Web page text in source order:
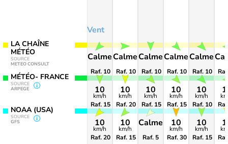
LA CHAÎNE
MÉTÉO
SOURCE
METEO CONSULT
MÉTÉO- FRANCE
SOURCE
ARPEGE
NOAA (USA)
SOURCE
GFS
Vent
Calme
Raf. 10
10
km/h
Raf. 15
10
km/h
Raf. 20
Calme
Raf. 10
10
km/h
Raf. 20
10
km/h
Raf. 15
Calme
Raf. 10
10
km/h
Raf. 15
Calme
Raf. 5
Calme
Raf. 10
10
km/h
Raf. 15
10
km/h
Raf. 30
Calme
Raf. 10
10
km/h
Raf. 10
10
km/h
Raf. 15